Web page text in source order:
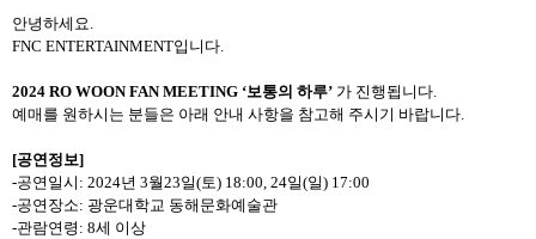
안녕하세요.
FNC ENTERTAINMENT입니다.
2024 RO WOON FAN MEETING ‘보통의 하루’ 가 진행됩니다.
예매를 원하시는 분들은 아래 안내 사항을 참고해 주시기 바랍니다.
[공연정보]
-공연일시 : 2024년 3월23일(토) 18:00, 24일(일) 17:00
-공연장소: 광운대학교 동해문화예술관
-관람연령 : 8세 이상